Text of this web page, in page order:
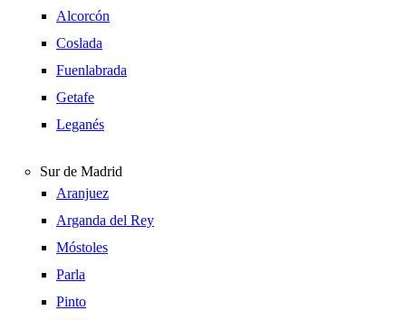
Alcorcón
Coslada
Fuenlabrada
Getafe
Leganés
Sur de Madrid
Aranjuez
Arganda del Rey
Móstoles
Parla
Pinto